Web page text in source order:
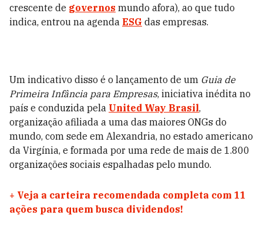
crescente de governos mundo afora), ao que tudo
indica, entrou na agenda ESG das empresas.
Um indicativo disso é o lançamento de um Guia de
Primeira Infância para Empresas, iniciativa inédita no
país e conduzida pela United Way Brasil,
organização afiliada a uma das maiores ONGs do
mundo, com sede em Alexandria, no estado americano
da Virgínia, e formada por uma rede de mais de 1.800
organizações sociais espalhadas pelo mundo.
+ Veja a carteira recomendada completa com 11
ações para quem busca dividendos!